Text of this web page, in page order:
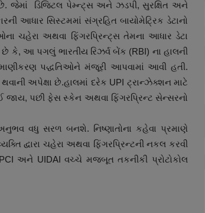
જેમાં ડિજિટલ પેમ્ન્ટ્સ અને ઝડપી, સુરક્ષિત અને
આધાર સિસ્ટમમાં સંગ્રહિત બાયોમેટ્રિક ડેટાનો
ચહેરા અથવા ફિંગરપ્રિન્ટ્સ તેમના આધાર ડેટા
આ પગલું ભારતીય રિઝર્વ બેંક (RBI) ના હાલની
પદ્ધતિઓને મંજૂરી આપવામાં આવી હતી.
અપેક્ષા છે.હાલમાં દરેક UPI ટ્રાન્ઝેક્શન માટે
જાય, પછી ફેસ સ્કેન અથવા ફિંગરપ્રિન્ટ સેન્સરનો
વધુ સરળ બનશે. નિષ્ણાતોના કહેવા પ્રમાણે
દ્વારા ચહેરા અથવા ફિંગરપ્રિન્ટની નકલ કરવી
અને UIDAI વચ્ચે મજબૂત તકનીકી પ્રોટોકોલ